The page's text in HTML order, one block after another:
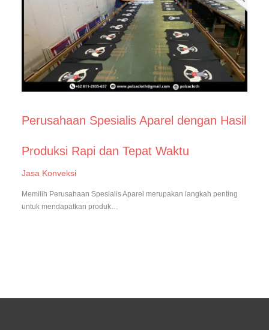
Perusahaan Spesialis Aparel dengan Hasil
Produksi Rapi dan Tepat Waktu
Jasa Konveksi
Memilih Perusahaan Spesialis Aparel merupakan langkah penting
untuk mendapatkan produk…